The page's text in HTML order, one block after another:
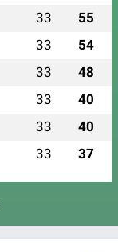
33 55
33 54
33 48
33 40
33 40
33 37